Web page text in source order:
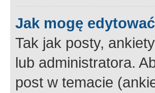
Jak mogę
Tak jak posty,
lub administratora.
post w temacie